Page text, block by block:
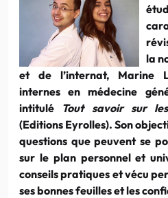
la
et de l’internat, Marine
internes en médecine
intitulé Tout savoir sur
(Editions Eyrolles). Son
questions que peuvent se
sur le plan personnel et
conseils pratiques et vécu
ses bonnes feuilles et les